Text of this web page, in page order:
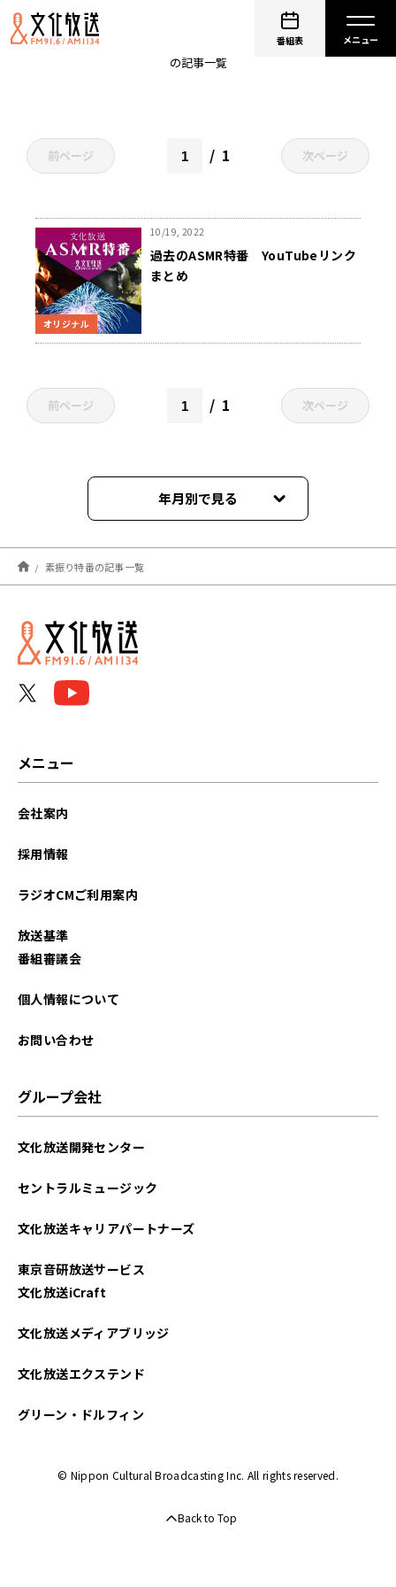
番組表
の記事一覧
前ページ 1 次ページ
オリジナル
10/19, 2022
過去のASMR特番 YouTubeリンク
まとめ
前ページ 1 次ページ
年月別で見る
2022年10月
素振り特番の記事一覧
メニュー
会社案内
採用情報
ラジオCMご利用案内
放送基準
番組審議会
個人情報について
お問い合わせ
グループ会社
文化放送開発センター
セントラルミュージック
文化放送キャリアパートナーズ
東京音研放送サービス
文化放送iCraft
文化放送メディアブリッジ
文化放送エクステンド
グリーン・ドルフィン
© Nippon Cultural Broadcasting Inc. All rights reserved.
Back to Top